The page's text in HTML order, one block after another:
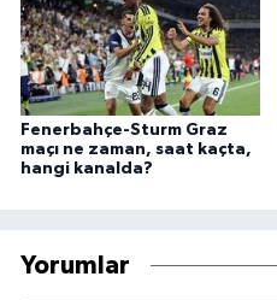
Fenerbahçe-Sturm Graz
maçı ne zaman, saat kaçta,
hangi kanalda?
Yorumlar